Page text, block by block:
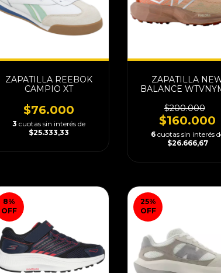
ZAPATILLA REEBOK
CAMPIO XT
$76.000
3 cuotas sin interés de
$25.333,33
ZAPATILLA
BALANCE
$200.000
$160.000
6 cuotas sin interés
$26.666,67
8%
OFF
25%
OFF